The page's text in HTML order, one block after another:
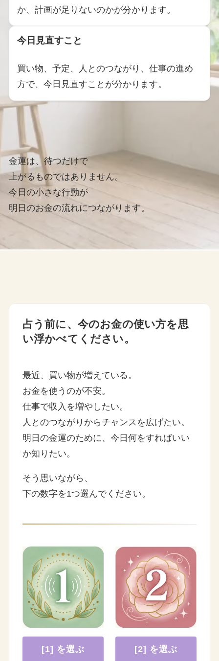
か、計画が足りないのかが分かります。
今日見直すこと
買い物、予定、人とのつながり、仕事の進め
方で、今日見直すことが分かります。
金運は、待つだけで
上がるものではありません。
今日の小さな行動が
明日のお金の流れにつながります。
占う前に、今のお金の使い方を思
い浮かべてください。
最近、買い物が増えている。
お金を使うのが不安。
仕事で収入を増やしたい。
人とのつながりからチャンスを広げたい。
明日の金運のために、今日何をすればいい
か知りたい。
そう思いながら、
下の数字を1つ選んでください。
[1] を選ぶ [2] を選ぶ